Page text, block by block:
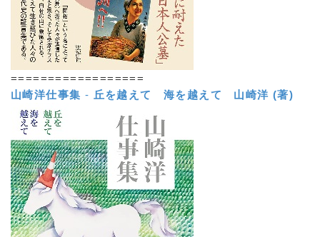
==================
山崎洋仕事集 - 丘を越えて 海を越えて 山崎洋 (著)